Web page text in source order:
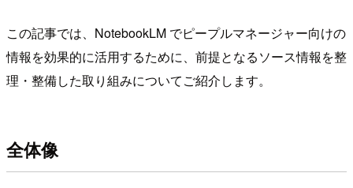
この記事では、NotebookLM でピープルマネージャー向けの
情報を効果的に活用するために、前提となるソース情報を整
理・整備した取り組みについてご紹介します。
全体像